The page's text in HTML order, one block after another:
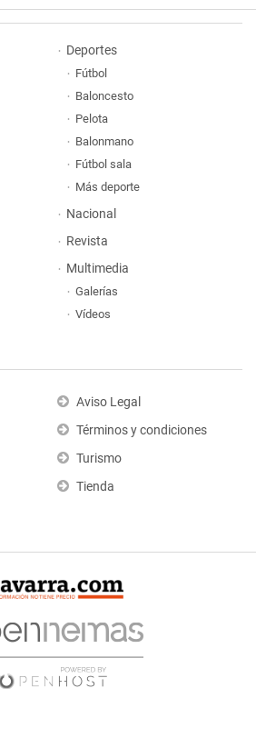
Deportes
Fútbol
Baloncesto
Pelota
Balonmano
Fútbol sala
Más deporte
Nacional
Revista
Multimedia
Galerías
Vídeos
Aviso Legal
Términos y condiciones
Turismo
Tienda